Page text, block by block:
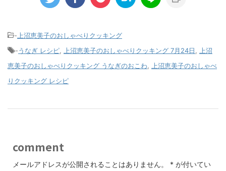
- 上沼恵美子のおしゃべりクッキング
-うなぎ レシピ 上沼恵美子のおしゃべりクッキング 7月24日
上沼
恵美子のおしゃべりクッキング うなぎのおこわ
上沼恵美子のおしゃべ
りクッキング レシピ
comment
メールアドレスが公開されることはありません。 * が付いてい